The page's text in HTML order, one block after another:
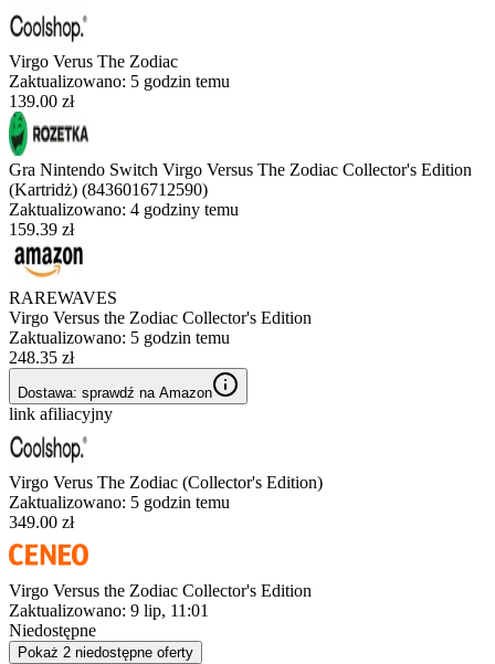
Virgo Verus The Zodiac
Zaktualizowano: 5 godzin temu
139.00 zł
Gra Nintendo Switch Virgo Versus The Zodiac Collector's Edition
(Kartridż) (8436016712590)
Zaktualizowano: 4 godziny temu
159.39 zł
RAREWAVES
Virgo Versus the Zodiac Collector's Edition
Zaktualizowano: 5 godzin temu
248.35 zł
Dostawa: sprawdź na Amazon
link afiliacyjny
Virgo Verus The Zodiac (Collector's Edition)
Zaktualizowano: 5 godzin temu
349.00 zł
Virgo Versus the Zodiac Collector's Edition
Zaktualizowano: 9 lip, 11:01
Niedostępne
Pokaż 2 niedostępne oferty